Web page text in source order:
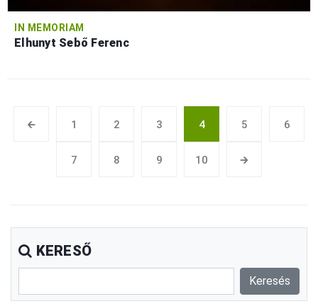
IN MEMORIAM
Elhunyt Sebő Ferenc
🡰 1 2 3 4 5 6
7 8 9 10 🡲
KERESŐ